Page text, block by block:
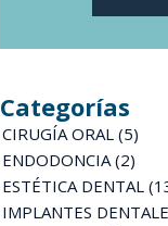
Categorías
CIRUGÍA ORAL(5)
ENDODONCIA(2)
ESTÉTICA DENTAL
IMPLANTES